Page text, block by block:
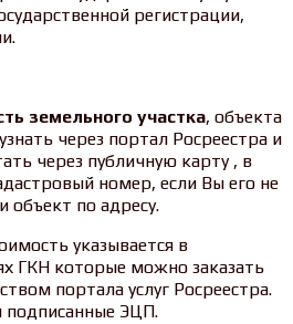
регистрации,
земельного участка, объекта
через портал Росреестра и
через публичную карту , в
номер, если Вы его не
объект по адресу.
указывается в
ГКН которые можно заказать
портала услуг Росреестра.
подписанные ЭЦП.